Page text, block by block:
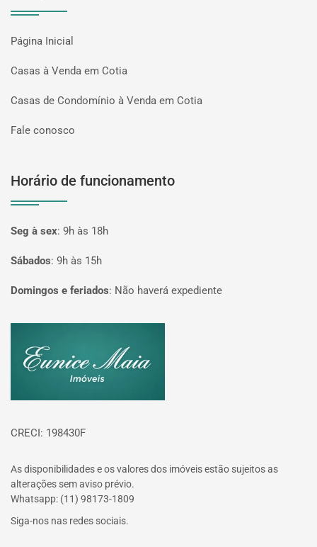
Página Inicial
Casas à Venda em Cotia
Casas de Condomínio à Venda em Cotia
Fale conosco
Horário de funcionamento
Seg à sex: 9h às 18h
Sábados: 9h às 15h
Domingos e feriados: Não haverá expediente
CRECI: 198430F
As disponibilidades e os valores dos imóveis estão sujeitos as
alterações sem aviso prévio.
Whatsapp: (11) 98173-1809
Siga-nos nas redes sociais.